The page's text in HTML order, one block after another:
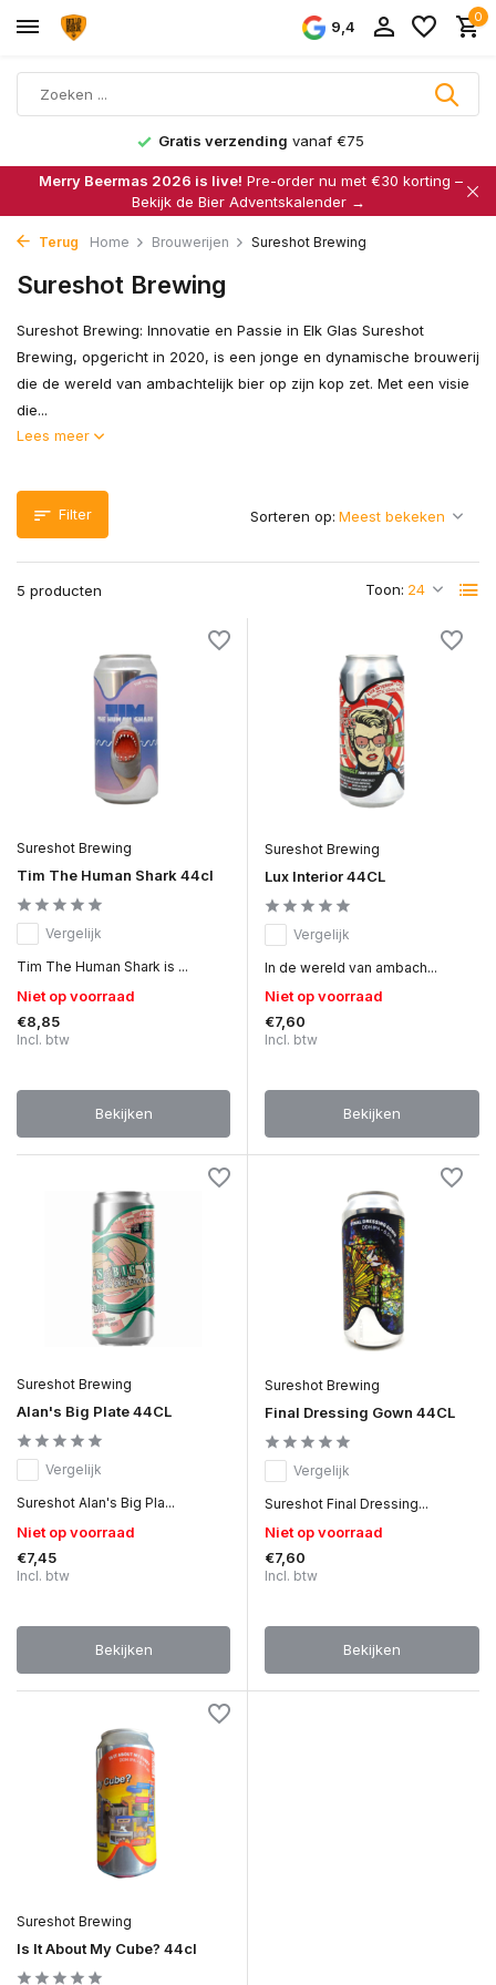
9,4
0
Gratis verzending vanaf €75
Merry Beermas 2026 is live! Pre-order nu met €30 korting –
Bekijk de Bier Adventskalender →
Terug Home Brouwerijen Sureshot Brewing
Sureshot Brewing
Sureshot Brewing: Innovatie en Passie in Elk Glas Sureshot
Brewing, opgericht in 2020, is een jonge en dynamische brouwerij
die de wereld van ambachtelijk bier op zijn kop zet. Met een visie
die...
Lees meer
Filter
5 producten Toon:
Sorteren op:
Sureshot Brewing
Tim The Human Shark 44cl
Vergelijk
Tim The Human Shark is ...
Niet op voorraad
€8,85
Incl. btw
Bekijken
Sureshot Brewing
Lux Interior 44CL
Vergelijk
In de wereld van ambach...
Niet op voorraad
€7,60
Incl. btw
Bekijken
Sureshot Brewing
Alan's Big Plate 44CL
Vergelijk
Sureshot Alan's Big Pla...
Niet op voorraad
€7,45
Incl. btw
Bekijken
Sureshot Brewing
Final Dressing Gown 44CL
Vergelijk
Sureshot Final Dressing...
Niet op voorraad
€7,60
Incl. btw
Bekijken
Sureshot Brewing
Is It About My Cube? 44cl